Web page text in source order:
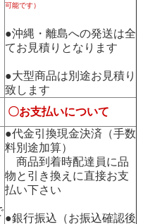
可能です）
●沖縄・離島への発送は全
てお見積りとなります
●大型商品は別途お見積り
致します
〇お支払いについて
●代金引換現金決済（手数
料別途加算）
商品到着時配達員に品
物と引き換えに直接お支
払い下さい
●銀行振込（お振込確認後